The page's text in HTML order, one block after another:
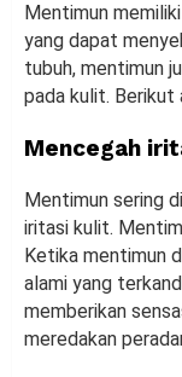
Mentimun
yang dapat
tubuh, mentimun
pada kulit. Berikut
Mencegah
Mentimun sering
iritasi kulit.
Ketika mentimun
alami yang
memberikan
meredakan